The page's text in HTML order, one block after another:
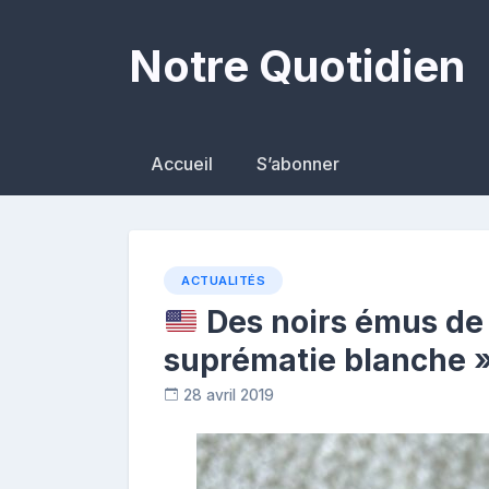
Notre Quotidien
Accueil S’abonner
ACTUALITÉS
Des noirs émus
suprématie blanche
28 avril 2019
e
p